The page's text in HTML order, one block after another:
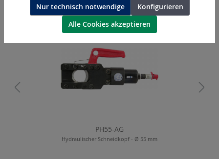
Produktgalerie überspringen
Ähnliche Artikel
PH55-AG
Hydraulischer Schneidkopf - Ø 55 mm
Nur technisch notwendige
Konfigurieren
Alle Cookies akzeptieren